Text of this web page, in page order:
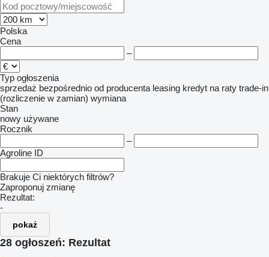
Polska
Cena
–
Typ ogłoszenia
sprzedaż bezpośrednio od producenta leasing kredyt na raty trade-in
(rozliczenie w zamian) wymiana
Stan
nowy używane
Rocznik
–
Agroline ID
Brakuje Ci niektórych filtrów?
Zaproponuj zmianę
Rezultat:
-
pokaż
28 ogłoszeń: Rezultat